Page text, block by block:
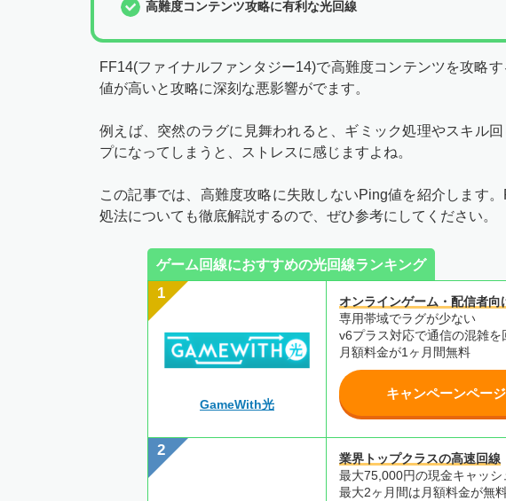
高難度コンテンツ攻略に有利な光回線
FF14(ファイナルファンタジー14)で高難度コンテンツを攻略
値が高いと攻略に深刻な悪影響がでます。
例えば、突然のラグに見舞われると、ギミック処理やスキル
プになってしまうと、ストレスに感じますよね。
この記事では、高難度攻略に失敗しないPing値を紹介します
処法についても徹底解説するので、ぜひ参考にしてください。
ゲーム回線におすすめの光回線ランキング
GameWith光
オンラインゲーム・配信者向
専用帯域でラグが少ない
v6プラス対応で通信の混雑を
月額料金が1ヶ月間無料
キャンペーンペー
業界トップクラスの高速回線
最大75,000円の現金キャッシ
最大2ヶ月間は月額料金が無